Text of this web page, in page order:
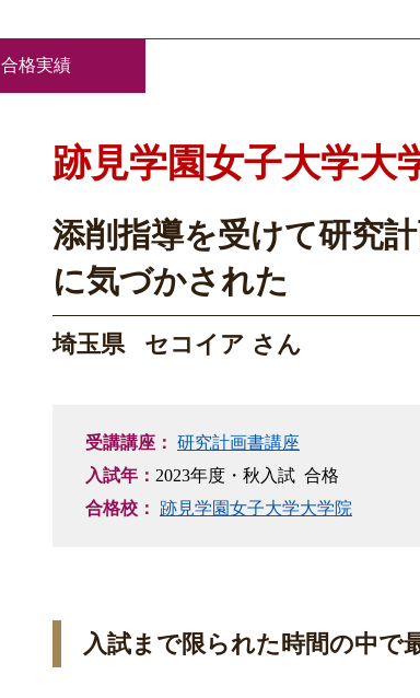
合格実績
跡見学園女子大学大
添削指導を受けて研究
に気づかされた
埼玉県 セコイア さん
受講講座： 研究計画書講座
入試年： 2023年度・秋入試 合格
合格校：
跡見学園女子大学大学院
入試まで限られた時間の中で